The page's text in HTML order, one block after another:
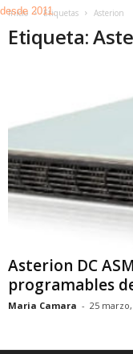
Inicio Etiquetas Asterion
Etiqueta:
Asterion DC
programables
Maria Camara - 25 marzo,